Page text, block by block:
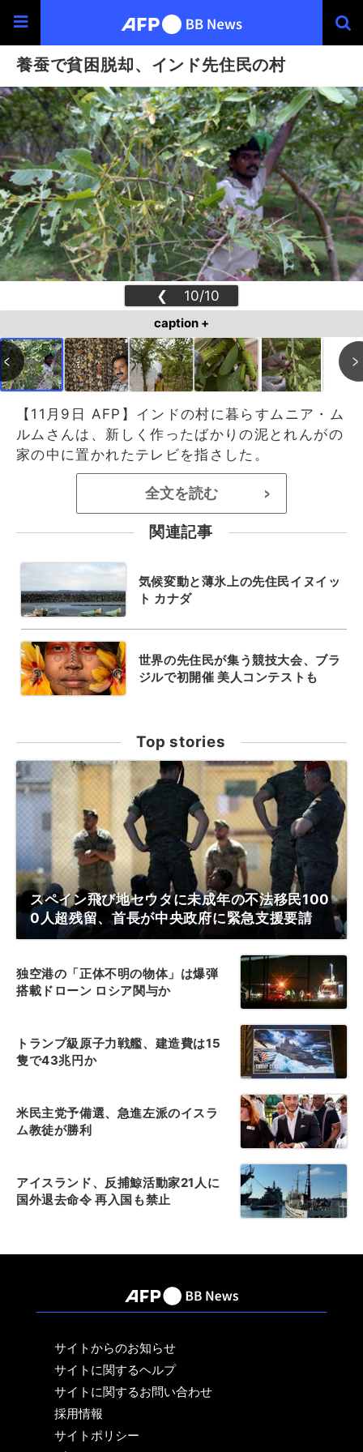
養蚕で貧困脱却、インド先住民の村
❮
10/10
❯
caption +
【11月9日 AFP】インドの村に暮らすムニア・ム
ルムさんは、新しく作ったばかりの泥とれんがの
家の中に置かれたテレビを指さした。
全文を読む >
関連記事
気候変動と薄氷上の先住民イヌイッ
ト カナダ
世界の先住民が集う競技大会、ブラ
ジルで初開催 美人コンテストも
Top stories
スペイン飛び地セウタに未成年の不法移民100
0人超残留、首長が中央政府に緊急支援要請
独空港の「正体不明の物体」は爆弾
搭載ドローン ロシア関与か
トランプ級原子力戦艦、建造費は15
隻で43兆円か
米民主党予備選、急進左派のイスラ
ム教徒が勝利
アイスランド、反捕鯨活動家21人に
国外退去命令 再入国も禁止
サイトからのお知らせ
サイトに関するヘルプ
サイトに関するお問い合わせ
採用情報
サイトポリシー